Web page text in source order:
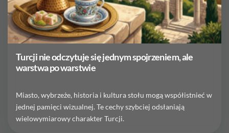
Turcji nie odczytuje się jednym spojrzeniem, ale
warstwa po warstwie
Miasto, wybrzeże, historia i kultura stołu mogą współistnieć w
jednej pamięci wizualnej. Te cechy szybciej odsłaniają
wielowymiarowy charakter Turcji.